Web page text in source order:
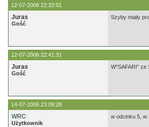
12-07-2006 22:33:51
Juras
Gość
Szyby miały
12-07-2006 22:41:31
Juras
Gość
W"SAFARI" ze
14-07-2006 23:09:28
WRC
Użytkownik
w odcinku 5, w